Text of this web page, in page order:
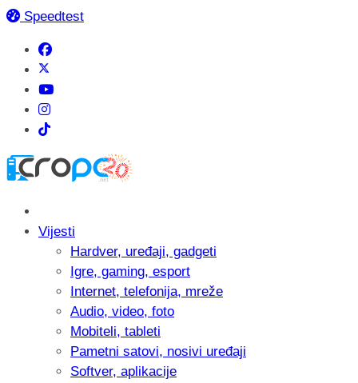
Speedtest
Vijesti
Hardver, uređaji, gadgeti
Igre, gaming, esport
Internet, telefonija, mreže
Audio, video, foto
Mobiteli, tableti
Pametni satovi, nosivi uređaji
Softver, aplikacije